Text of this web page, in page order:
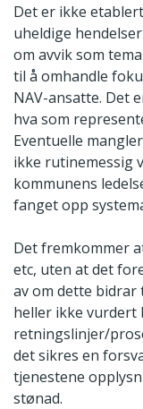
Det er ikke
uheldige
om avvik som
til å omhandle
NAV-ansatte. Det
hva som
Eventuelle
ikke rutinemessig
kommunens
fanget opp
Det fremkommer
etc, uten at det
av om dette bidrar
heller ikke
retningslinjer/
det sikres en
tjenestene
stønad.